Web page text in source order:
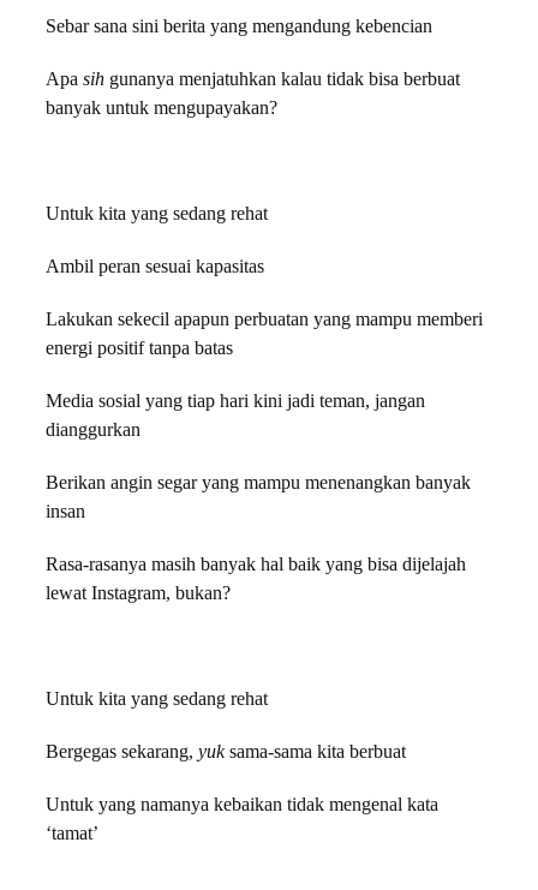
Sebar sana sini berita yang mengandung kebencian
Apa sih gunanya menjatuhkan kalau tidak bisa berbuat
banyak untuk mengupayakan?
Untuk kita yang sedang rehat
Ambil peran sesuai kapasitas
Lakukan sekecil apapun perbuatan yang mampu memberi
energi positif tanpa batas
Media sosial yang tiap hari kini jadi teman, jangan
dianggurkan
Berikan angin segar yang mampu menenangkan banyak
insan
Rasa-rasanya masih banyak hal baik yang bisa dijelajah
lewat Instagram, bukan?
Untuk kita yang sedang rehat
Bergegas sekarang, yuksama-sama kita berbuat
Untuk yang namanya kebaikan tidak mengenal kata
‘tamat’